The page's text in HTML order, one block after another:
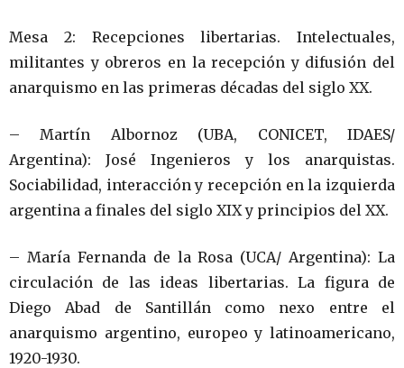
Mesa 2: Recepciones libertarias. Intelectuales,
militantes y obreros en la recepción y difusión del
anarquismo en las primeras décadas del siglo XX.
– Martín Albornoz (UBA, CONICET, IDAES/
Argentina): José Ingenieros y los anarquistas.
Sociabilidad, interacción y recepción en la izquierda
argentina a finales del siglo XIX y principios del XX.
– María Fernanda de la Rosa (UCA/ Argentina): La
circulación de las ideas libertarias. La figura de
Diego Abad de Santillán como nexo entre el
anarquismo argentino, europeo y latinoamericano,
1920-1930.